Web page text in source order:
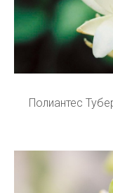
Полиантес